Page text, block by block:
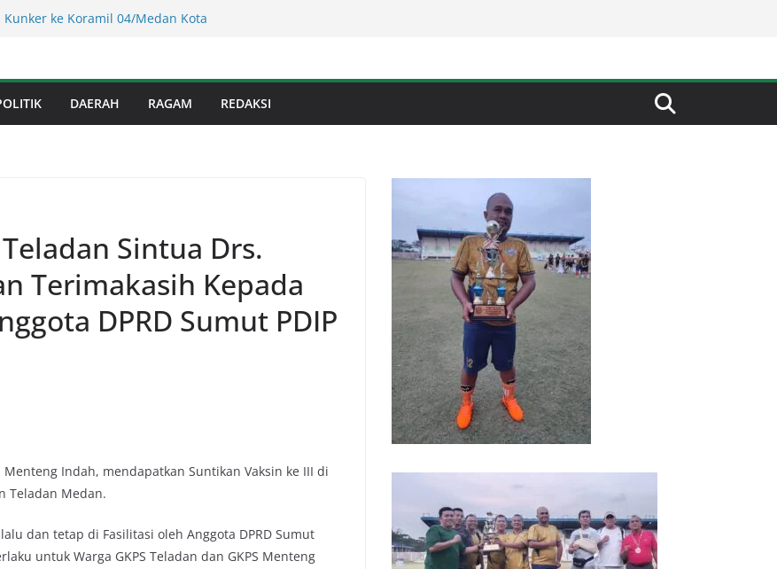
Aseng Kayu.
Diduga Warga Resah Judi
Sumut Teken MoU Wujudkan
Tanpa Praktik Transaksiona
DAERAH RAGAM REDAKSI
Sintua Drs.
Terimakasih Kepada
DPRD Sumut PDIP
Menteng Indah, mendapatkan Suntikan Vaksin ke III di
Teladan Medan.
dan tetap di Fasilitasi oleh Anggota DPRD Sumut
untuk Warga GKPS Teladan dan GKPS Menteng